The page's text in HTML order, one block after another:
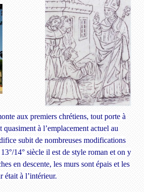
aux premiers chrétiens, tout porte à
quasiment à l’emplacement actuel au
subit de nombreuses modifications
14° siècle il est de style roman et on y
en descente, les murs sont épais et les
était à l’intérieur.